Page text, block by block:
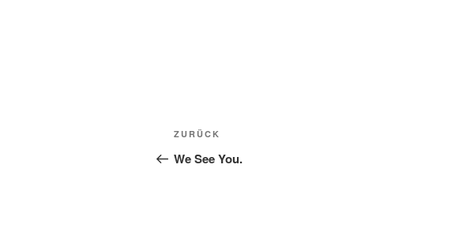
Beitragsnavigation
Vorheriger
Beitrag
ZURÜCK
We See You.